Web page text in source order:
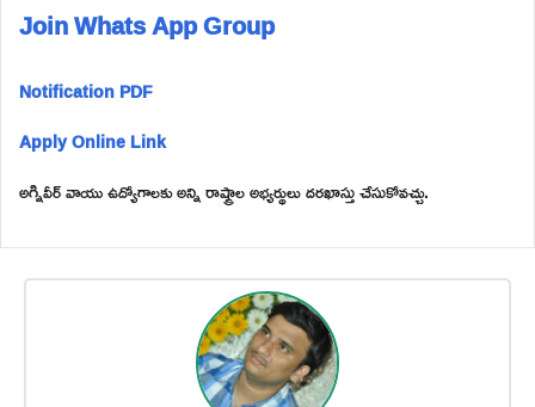
Join Whats App Group
Notification PDF
Apply Online Link
అగ్నివీర్ వాయు ఉద్యోగాలకు అన్ని రాష్ట్రాల అభ్యర్థులు దరఖాస్తు చేసుకోవచ్చు.